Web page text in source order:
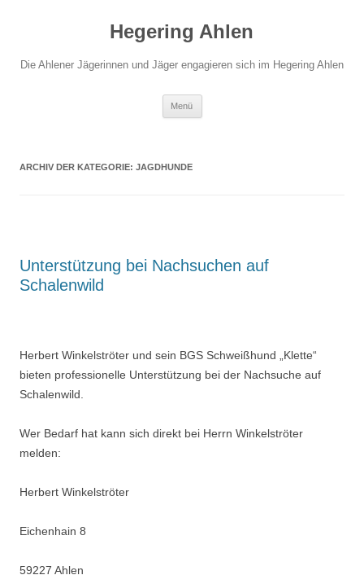
Hegering Ahlen
Die Ahlener Jägerinnen und Jäger engagieren sich im Hegering Ahlen
Menü
ARCHIV DER KATEGORIE: JAGDHUNDE
Unterstützung bei Nachsuchen auf
Schalenwild
Herbert Winkelströter und sein BGS Schweißhund „Klette“
bieten professionelle Unterstützung bei der Nachsuche auf
Schalenwild.
Wer Bedarf hat kann sich direkt bei Herrn Winkelströter
melden:
Herbert Winkelströter
Eichenhain 8
59227 Ahlen